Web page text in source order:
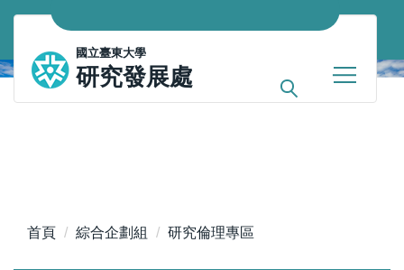
跳
主
要
內
國立臺東大學
研究發展處
首頁 綜合企劃組 研究倫理專區